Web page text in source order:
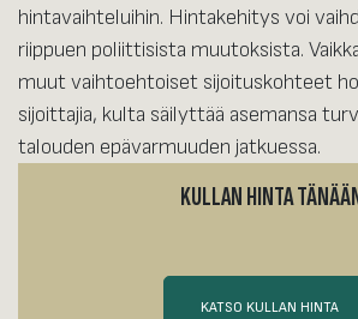
hintavaihteluihin. Hintakehitys voi
riippuen poliittisista muutoksista.
muut vaihtoehtoiset sijoituskohteet
sijoittajia, kulta säilyttää asemansa
talouden epävarmuuden jatkuessa.
KULLAN HINTA
KATSO KULLAN HINTA